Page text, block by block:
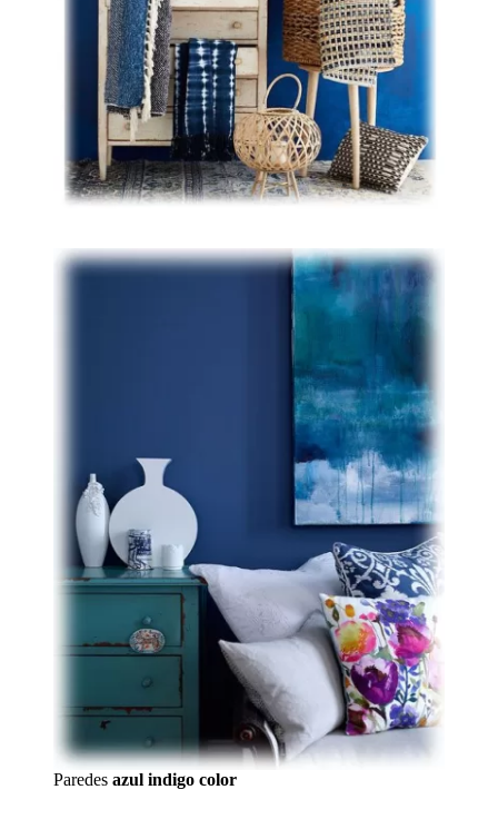
Paredes azul indigo color